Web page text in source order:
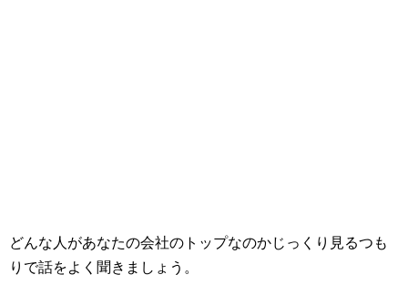
どんな人があなたの会社のトップなのかじっくり見るつも
りで話をよく聞きましょう。